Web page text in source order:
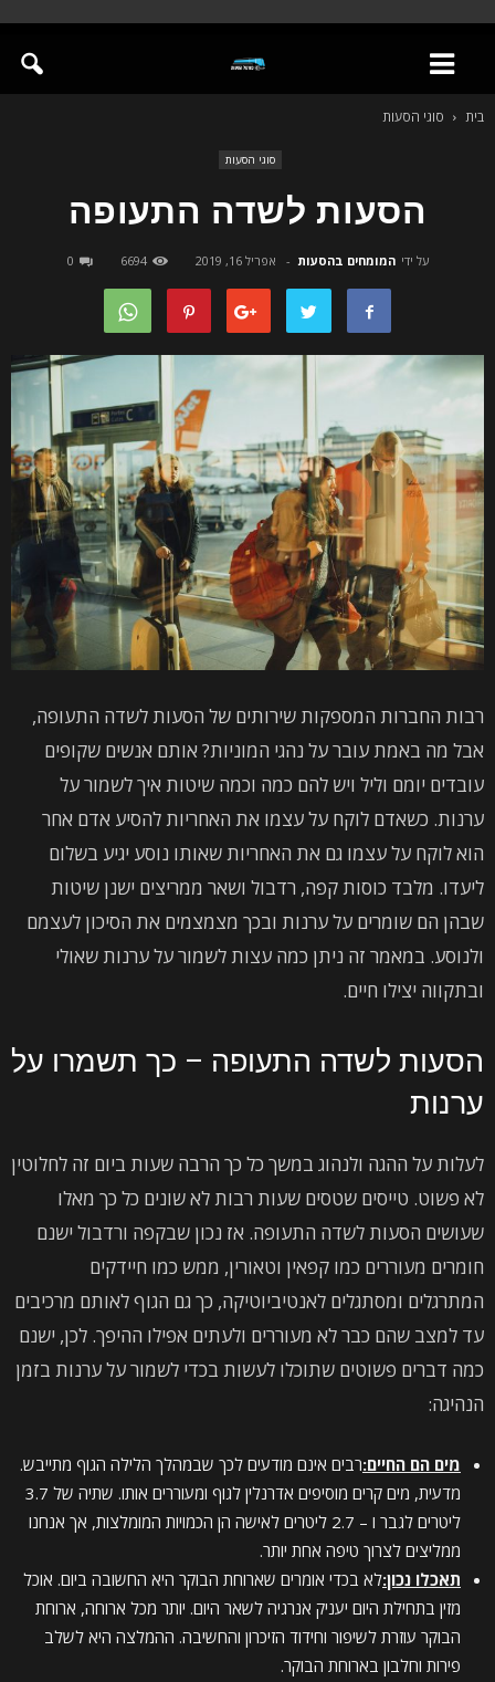
בית סוגי הסעות
סוגי הסעות
הסעות לשדה התעופה
על ידי המומחים בהסעות - אפריל 16, 2019 6694
0
רבות החברות המספקות שירותים של הסעות לשדה התעופה,
אבל מה באמת עובר על נהגי המוניות? אותם אנשים שקופים
עובדים יומם וליל ויש להם כמה וכמה שיטות איך לשמור על
ערנות. כשאדם לוקח על עצמו את האחריות להסיע אדם אחר
הוא לוקח על עצמו גם את האחריות שאותו נוסע יגיע בשלום
ליעדו. מלבד כוסות קפה, רדבול ושאר ממריצים ישנן שיטות
שבהן הם שומרים על ערנות ובכך מצמצמים את הסיכון לעצמם
ולנוסע. במאמר זה ניתן כמה עצות לשמור על ערנות שאולי
ובתקווה יצילו חיים.
הסעות לשדה התעופה – כך תשמרו על
ערנות
לעלות על ההגה ולנהוג במשך כל כך הרבה שעות ביום זה לחלוטין
לא פשוט. טייסים שטסים שעות רבות לא שונים כל כך מאלו
שעושים הסעות לשדה התעופה. אז נכון שבקפה ורדבול ישנם
חומרים מעוררים כמו קפאין וטאורין, ממש כמו חיידקים
המתרגלים ומסתגלים לאנטיביוטיקה, כך גם הגוף לאותם מרכיבים
עד למצב שהם כבר לא מעוררים ולעתים אפילו ההיפך. לכן, ישנם
כמה דברים פשוטים שתוכלו לעשות בכדי לשמור על ערנות בזמן
הנהיגה:
מים הם החיים:רבים אינם מודעים לכך שבמהלך הלילה הגוף מתייבש.
מדעית, מים קרים מוסיפים אדרנלין לגוף ומעוררים אותו. שתיה של 3.7
ליטרים לגבר ו – 2.7 ליטרים לאישה הן הכמויות המומלצות, אך אנחנו
ממליצים לצרוך טיפה אחת יותר.
תאכלו נכון:לא בכדי אומרים שארוחת הבוקר היא החשובה ביום. אוכל
מזין בתחילת היום יעניק אנרגיה לשאר היום. יותר מכל ארוחה, ארוחת
הבוקר עוזרת לשיפור וחידוד הזיכרון והחשיבה. ההמלצה היא לשלב
פירות וחלבון בארוחת הבוקר.